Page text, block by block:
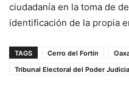
ciudadanía en la toma de
identificación de la propia
TAGS Cerro del Fortín
Tribunal Electoral del Poder